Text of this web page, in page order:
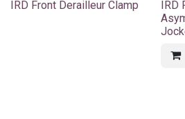
IRD Front Derailleur Clamp
IRD